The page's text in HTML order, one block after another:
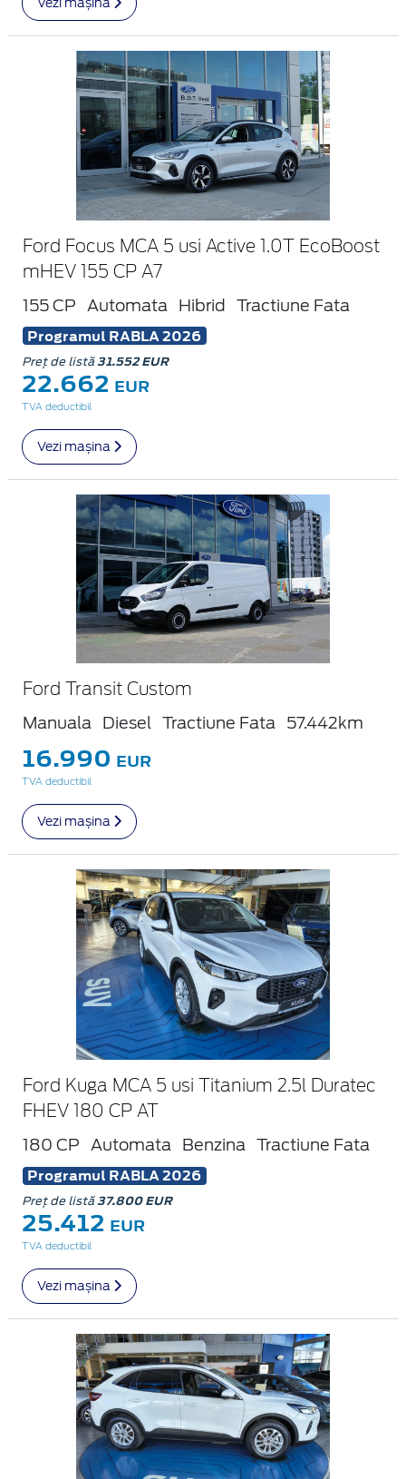
Ford Focus MCA 5 usi Active 1.0T EcoBoost
mHEV 155 CP A7
155 CP Automata Hibrid
Tractiune Fata
Programul RABLA 2026
Preț de listă31.552 EUR
22.662 EUR
TVA deductibil
Vezi mașina
Ford Transit Custom
Manuala Diesel Tractiune Fata 57.442km
16.990 EUR
TVA deductibil
Vezi mașina
Ford Kuga MCA 5 usi Titanium 2.5l Duratec
FHEV 180 CP AT
180 CP Automata Benzina Tractiune Fata
Programul RABLA 2026
Preț de listă37.800 EUR
25.412 EUR
TVA deductibil
Vezi mașina